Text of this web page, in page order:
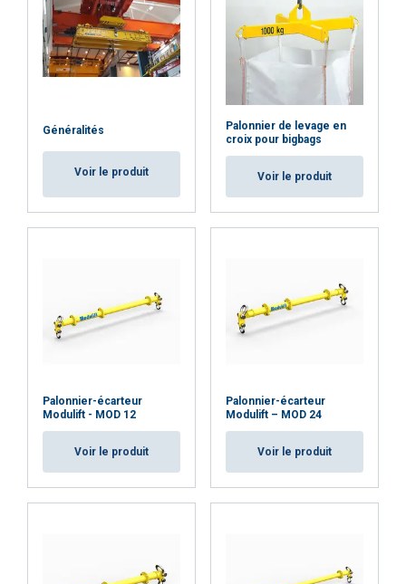
Généralités
Voir le produit
Palonnier de levage en
croix pour bigbags
Voir le produit
Palonnier-écarteur
Modulift - MOD 12
Voir le produit
Palonnier-écarteur
Modulift – MOD 24
Voir le produit